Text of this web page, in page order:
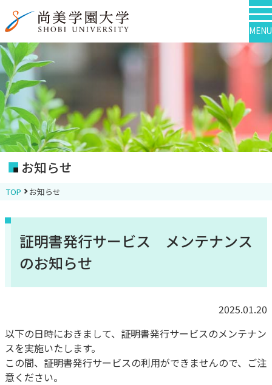
MENU
お知らせ
TOP お知らせ
証明書発行サービス メンテナンス
のお知らせ
2025.01.20
以下の日時におきまして、 証明書発行サービスのメンテナン
スを実施いたします。
この間、証明書発行サービスの利用ができませんので、 ご注
意ください。